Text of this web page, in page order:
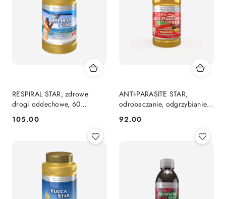
RESPIRAL STAR, zdrowe
drogi oddechowe, 60
kapsułek
Cena:
105.00
ANTI-PARASITE STAR,
odrobaczanie, odgrzybianie i
usuwanie toksyn, 60 kapsułek
Starlife
Cena:
92.00